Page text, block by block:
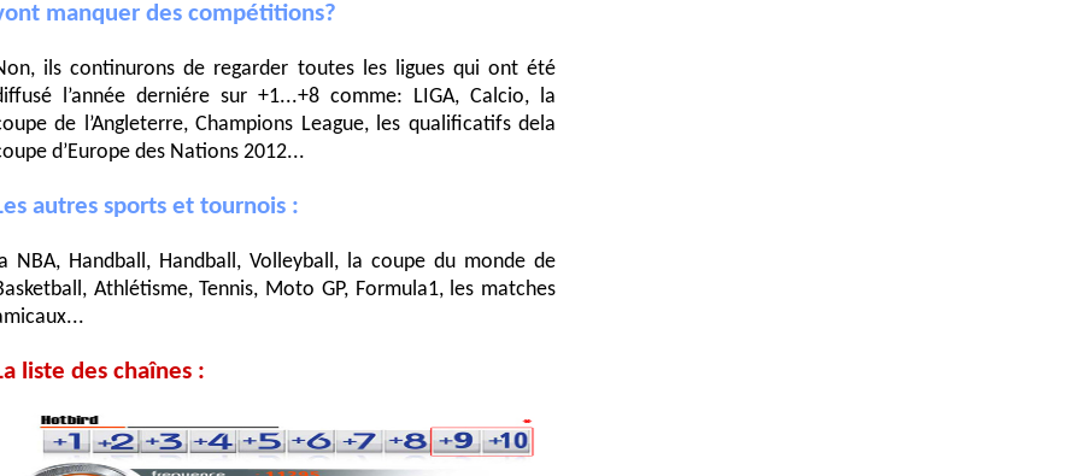
manquer des compétitions?
ils continurons de regarder toutes les ligues qui ont été
l’année derniére sur +1...+8 comme: LIGA, Calcio, la
de l’Angleterre, Champions League, les qualificatifs dela
d’Europe des Nations 2012...
autres sports et tournois :
NBA, Handball, Handball, Volleyball, la coupe du monde de
Athlétisme, Tennis, Moto GP, Formula1, les matches
liste des chaînes :